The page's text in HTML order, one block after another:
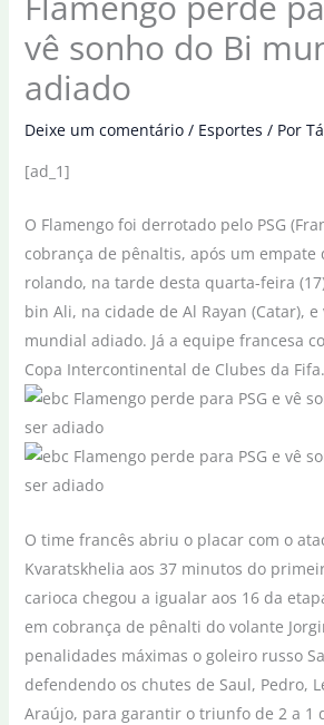
vê sonho do Bi
adiado
Deixe um comentário / Esportes / Por
[ad_1]
O Flamengo foi derrotado pelo PSG
cobrança de pênaltis, após um empate
rolando, na tarde desta quarta-feira
bin Ali, na cidade de Al Rayan (Catar),
mundial adiado. Já a equipe francesa
Copa Intercontinental de Clubes da Fifa.
O time francês abriu o placar com o
Kvaratskhelia aos 37 minutos do
carioca chegou a igualar aos 16 da
em cobrança de pênalti do volante
penalidades máximas o goleiro russo
defendendo os chutes de Saul, Pedro,
Araújo, para garantir o triunfo de 2 a 1